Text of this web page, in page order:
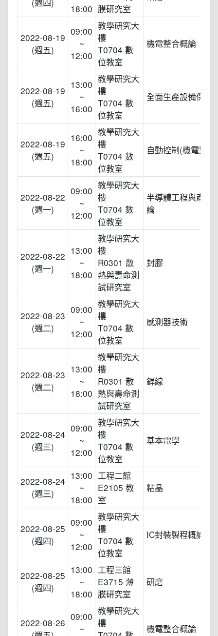
18:00 膜研究室
2022-08-19
(週五)
09:00
~
12:00
教學研究大
樓
T0704 數
位教室
機電整合概論
2022-08-19
(週五)
13:00
~
16:00
教學研究大
樓
T0704 數
位教室
全面生產設備保養
2022-08-19
(週五)
16:00
~
18:00
教學研究大
樓
T0704 數
位教室
自動控制(機電整合)
2022-08-22
(週一)
09:00
~
12:00
教學研究大
樓
T0704 數
位教室
半導體工程與產業
論
2022-08-22
(週一)
13:00
~
18:00
教學研究大
樓
R0301 散
熱與壽命測
試研究室
封膠
2022-08-23
(週二)
09:00
~
12:00
教學研究大
樓
T0704 數
位教室
感測器技術
2022-08-23
(週二)
13:00
~
18:00
教學研究大
樓
R0301 散
熱與壽命測
試研究室
銲線
2022-08-24
(週三)
09:00
~
12:00
教學研究大
樓
T0704 數
位教室
基本電學
2022-08-24
(週三)
13:00
~
18:00
工程二館
E2105 教
室
粘晶
2022-08-25
(週四)
09:00
~
12:00
教學研究大
樓
T0704 數
位教室
IC封裝製程概論
2022-08-25
(週四)
13:00
~
18:00
工程三館
E3715 薄
膜研究室
研磨
2022-08-26
09:00
~
教學研究大
樓
機電整合概論